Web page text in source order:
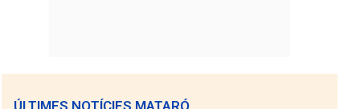
ÚLTIMES NOTÍCIES MATARÓ